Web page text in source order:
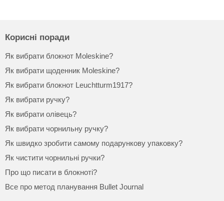
Корисні поради
Як вибрати блокнот Moleskine?
Як вибрати щоденник Moleskine?
Як вибрати блокнот Leuchtturm1917?
Як вибрати ручку?
Як вибрати олівець?
Як вибрати чорнильну ручку?
Як швидко зробити самому подарункову упаковку?
Як чистити чорнильні ручки?
Про що писати в блокноті?
Все про метод планування Bullet Journal